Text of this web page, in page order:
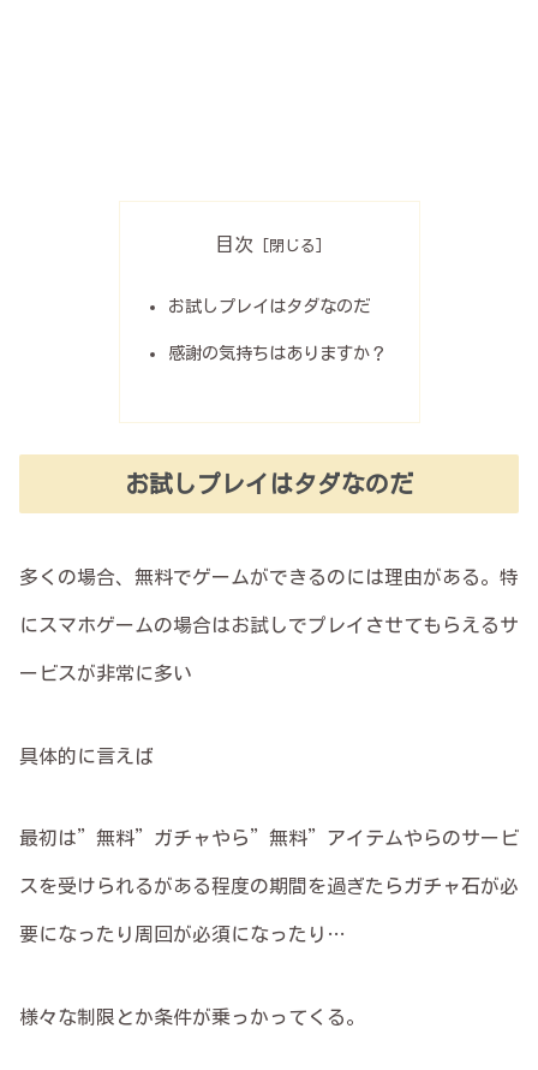
目次
お試しプレイはタダなのだ
感謝の気持ちはありますか？
お試しプレイはタダなのだ
多くの場合、無料でゲームができるのには理由がある。特
にスマホゲームの場合はお試しでプレイさせてもらえるサ
ービスが非常に多い
具体的に言えば
最初は”無料”ガチャやら”無料”アイテムやらのサービ
スを受けられるがある程度の期間を過ぎたらガチャ石が必
要になったり周回が必須になったり…
様々な制限とか条件が乗っかってくる。